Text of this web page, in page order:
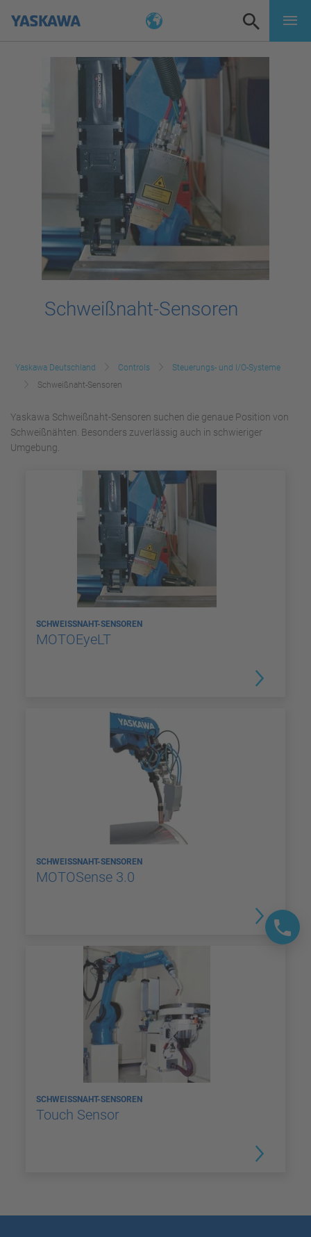
Schweißnaht-Sensoren
Yaskawa Deutschland Controls
Steuerungs- und I/O-Systeme
Schweißnaht-Sensoren
Yaskawa Schweißnaht-Sensoren suchen die genaue Position von
Schweißnähten. Besonders zuverlässig auch in schwieriger
Umgebung.
SCHWEISSNAHT-SENSOREN
MOTOEyeLT
SCHWEISSNAHT-SENSOREN
MOTOSense 3.0
SCHWEISSNAHT-SENSOREN
Touch Sensor